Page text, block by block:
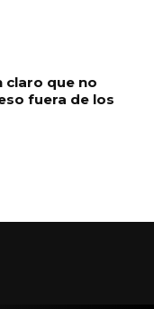
claro que no
fuera de los